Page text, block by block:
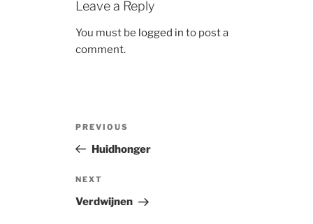
Leave a Reply
You must be logged in to post a
comment.
Previous
Post
PREVIOUS
Huidhonger
Next
Post
NEXT
Verdwijnen